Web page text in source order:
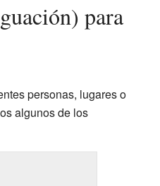
personas, lugares o
algunos de los